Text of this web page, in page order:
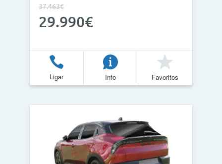
37.463€
29.990€
Ligar Info Favoritos